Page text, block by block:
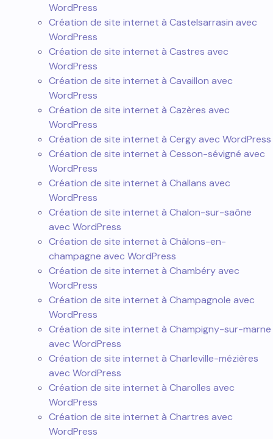
WordPress
Création de site internet à Castelsarrasin avec
WordPress
Création de site internet à Castres avec
WordPress
Création de site internet à Cavaillon avec
WordPress
Création de site internet à Cazères avec
WordPress
Création de site internet à Cergy avec WordPress
Création de site internet à Cesson-sévigné avec
WordPress
Création de site internet à Challans avec
WordPress
Création de site internet à Chalon-sur-saône
avec WordPress
Création de site internet à Châlons-en-
champagne avec WordPress
Création de site internet à Chambéry avec
WordPress
Création de site internet à Champagnole avec
WordPress
Création de site internet à Champigny-sur-marne
avec WordPress
Création de site internet à Charleville-mézières
avec WordPress
Création de site internet à Charolles avec
WordPress
Création de site internet à Chartres avec
WordPress